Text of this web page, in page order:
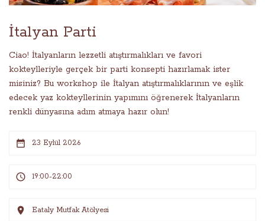
İtalyan Parti
Ciao! İtalyanların lezzetli atıştırmalıkları ve favori
kokteylleriyle gerçek bir parti konsepti hazırlamak ister
misiniz? Bu workshop ile İtalyan atıştırmalıklarının ve eşlik
edecek yaz kokteyllerinin yapımını öğrenerek İtalyanların
renkli dünyasına adım atmaya hazır olun!
23 Eylül 2026
19:00-22:00
Eataly Mutfak Atölyesi